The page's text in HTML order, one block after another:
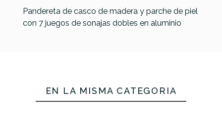
Pandereta de casco de madera y parche de piel
con 7 juegos de sonajas dobles en aluminio
ReferenciaPNTAPERMEI021
LP-150
LP-170
LP-175
LP-174
EN LA MISMA CATEGORÍA